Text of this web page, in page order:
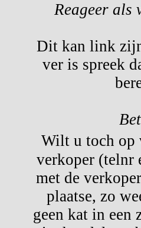
Reageer als
Dit kan link
ver is spreek
Wilt u toch op
verkoper (telnr
met de
plaatse, zo
geen kat in